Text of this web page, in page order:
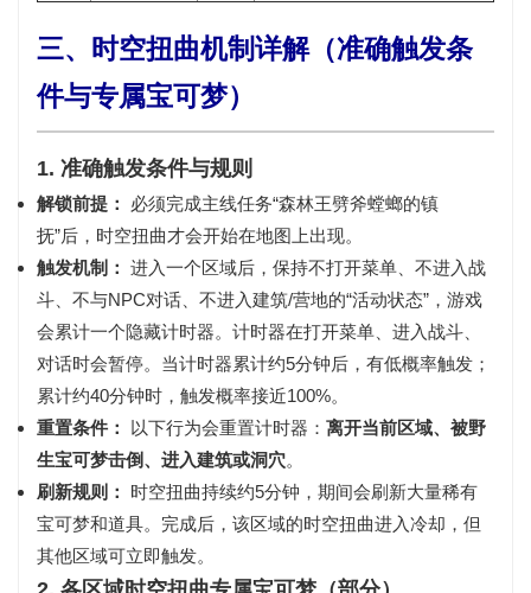
三、时空扭曲机制详解（准确触发条
件与专属宝可梦）
1. 准确触发条件与规则
解锁前提： 必须完成主线任务“森林王劈斧螳螂的镇
抚”后，时空扭曲才会开始在地图上出现。
触发机制： 进入一个区域后，保持不打开菜单、不进入战
斗、不与NPC对话、不进入建筑/营地的“活动状态”，游戏
会累计一个隐藏计时器。计时器在打开菜单、进入战斗、
对话时会暂停。当计时器累计约5分钟后，有低概率触发；
累计约40分钟时，触发概率接近100%。
重置条件：
以下行为会重置计时器： 离开当前区域、被野
生宝可梦击倒、进入建筑或洞穴。
刷新规则：
时空扭曲持续约5分钟，期间会刷新大量稀有
宝可梦和道具。完成后，该区域的时空扭曲进入冷却，但
其他区域可立即触发。